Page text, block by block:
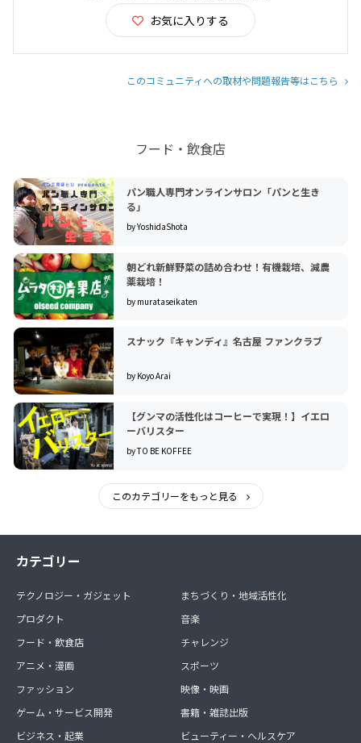
お気に入りする
このコミュニティへの取材や問題報告等はこちら
フード・飲食店
パン職人専門オンラインサロン「パンと生き
る」
by YoshidaShota
朝どれ新鮮野菜の詰め合わせ！有機栽培、減農
薬栽培！
by murataseikaten
スナック『キャンディ』名古屋 ファンクラブ
by Koyo Arai
【グンマの活性化はコーヒーで実現！】イエロ
ーバリスター
by TO BE KOFFEE
このカテゴリーをもっと見る
カテゴリー
テクノロジー・ガジェット
プロダクト
フード・飲食店
アニメ・漫画
ファッション
ゲーム・サービス開発
ビジネス・起業
まちづくり・地域活性化
音楽
チャレンジ
スポーツ
映像・映画
書籍・雑誌出版
ビューティー・ヘルスケア